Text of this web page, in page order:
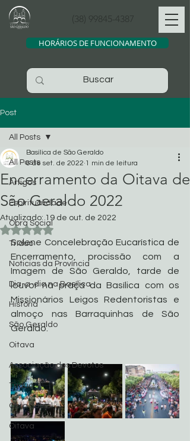
(38) 99845-4387
HORÁRIOS DE FUNCIONAMENTO
Post
All Posts
Artigos
Espiritualidade
Obra Social
Tríduo
Noticias da Província
Dia-a-dia na Basílica
História
São Geraldo
Oitava
Associação dos Devotos
Tríduo
Obra Social
Oitava
All Posts
Encerramento da Oitava de
São Geraldo 2022
Basílica de São Geraldo
6 de set. de 2022 1 min de leitura
Atualizado:19 de out. de 2022
Avaliado com NaN de 5 estrelas.
Solene Concelebração Eucarística de
Encerramento, procissão com a
Imagem de São Geraldo, tarde de
louvor na praça da Basílica com os
Missionários Leigos Redentoristas e
almoço nas Barraquinhas de São
Geraldo.